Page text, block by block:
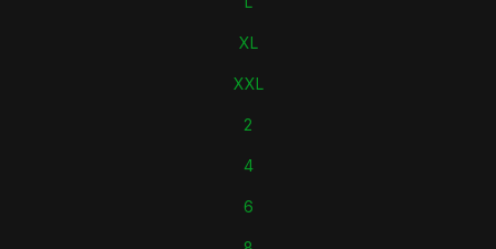
XL
XXL
2
4
6